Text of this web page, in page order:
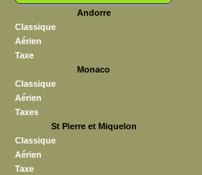
Andorre
Classique
Aérien
Taxe
Monaco
Classique
Aérien
Taxes
St Pierre et Miquelon
Classique
Aérien
Taxe